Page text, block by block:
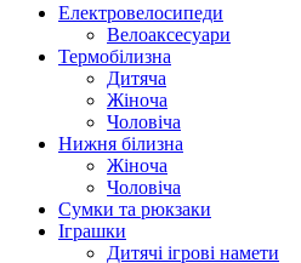
Електровелосипеди
Велоаксесуари
Термобілизна
Дитяча
Жіноча
Чоловіча
Нижня білизна
Жіноча
Чоловіча
Сумки та рюкзаки
Іграшки
Дитячі ігрові намети